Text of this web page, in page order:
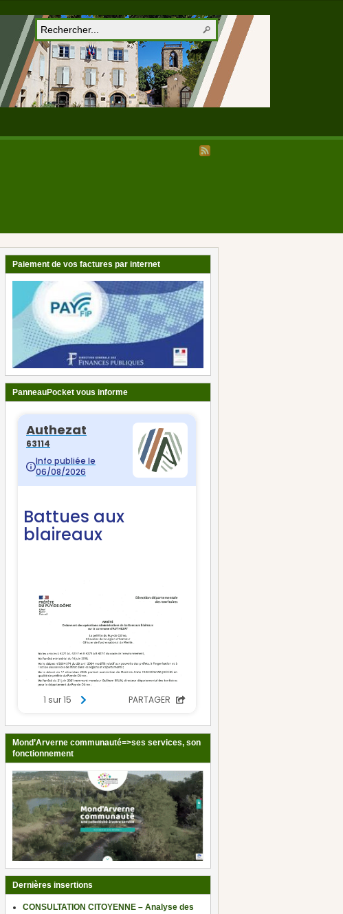
Paiement de vos factures par internet
PanneauPocket vous informe
Mond’Arverne communauté=>ses services, son
fonctionnement
Dernières insertions
CONSULTATION CITOYENNE – Analyse des